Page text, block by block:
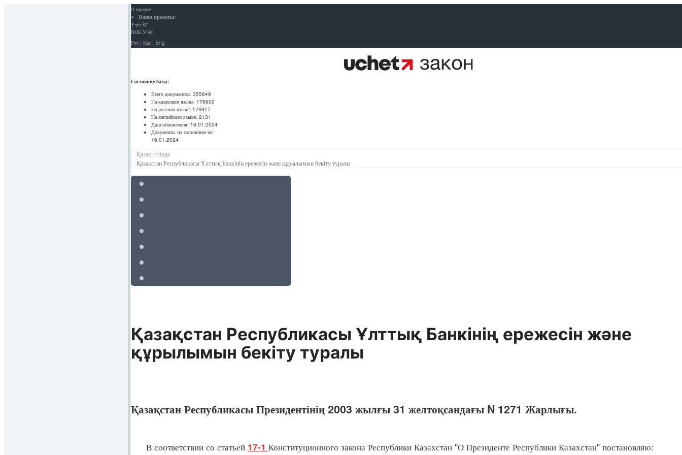
О проекте
Наши проекты:
Учёт.kz
ПОБ.Учёт
Рус | Қаз | Eng
Состояние базы:
Всего документов: 355649
На казахском языке: 176600
На русском языке: 176917
На английском языке: 2131
Дата обновления: 16.01.2024
Документы по состоянию на:
16.01.2024
Қазақ тілінде
Қазақстан Республикасы Ұлттық Банкiнiң ережесiн және құрылымын бекiту туралы
Қазақстан Республикасы Ұлттық Банкiнiң ережесiн және
құрылымын бекiту туралы
Қазақстан Республикасы Президентінің 2003 жылғы 31 желтоқсандағы N 1271 Жарлығы.
В соответствии со статьей 17-1 Конституционного закона Республики Казахстан "О Президенте Республики Казахстан" постановляю: